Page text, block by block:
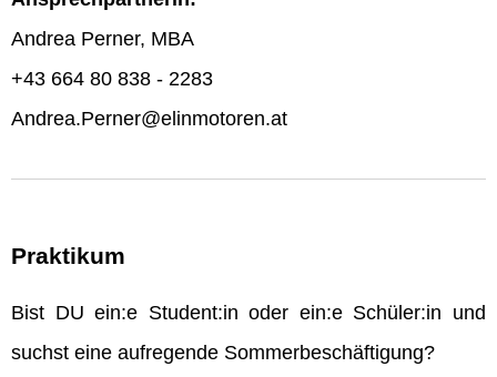
Andrea Perner, MBA
+43 664 80 838 - 2283
Andrea.Perner@elinmotoren.at
Praktikum
Bist DU ein:e Student:in oder ein:e Schüler:in und
suchst eine aufregende Sommerbeschäftigung?